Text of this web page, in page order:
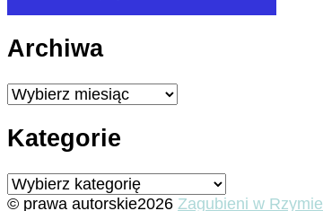
Archiwa
Archiwa
Kategorie
Kategorie
© prawa autorskie2026 Zagubieni w Rzymie